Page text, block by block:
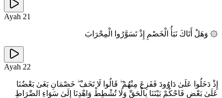
Ayah 21
۞ وَهَلْ أَتَاكَ نَبَأُ الْخَصْمِ إِذْ تَسَوَّرُوا الْمِحْرَابَ
Ayah 22
إِذْ دَخَلُوا عَلَىٰ دَاوُودَ فَفَزِعَ مِنْهُمْ ۖ قَالُوا لَا تَخَفْ ۖ خَصْمَانِ بَغَىٰ بَعْضُنَا
عَلَىٰ بَعْضٍ فَاحْكُمْ بَيْنَنَا بِالْحَقِّ وَلَا تُشْطِطْ وَاهْدِنَا إِلَىٰ سَوَاءِ الصِّرَاطِ